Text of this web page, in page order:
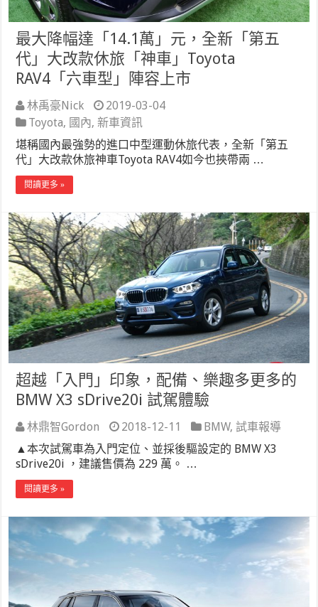
最大降幅達「14.1萬」元，全新「第五
代」大改款休旅「神車」Toyota
RAV4「六車型」陣容上市
林禹豪Nick
2019-03-04
Toyota, 國內,新車資訊
堪稱國內最強勢的進口中型運動休旅代表，全新「第五
代」大改款休旅神車Toyota RAV4如今也挾帶兩 …
閱讀更多 »
超越「入門」印象，配備、樂趣多更多的
BMW X3 sDrive20i 試駕體驗
林鼎智Gordon 2018-12-11 BMW,試車報導
▲本次試駕車為入門定位、並採後驅設定的 BMW X3
sDrive20i ，建議售價為 229 萬。 …
閱讀更多 »